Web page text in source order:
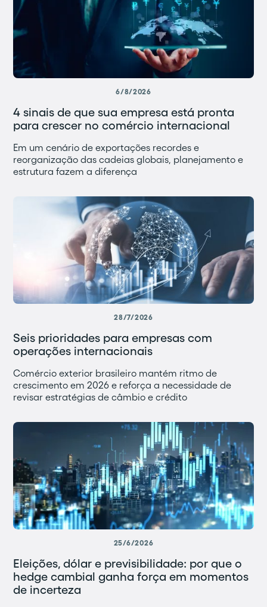
6/8/2026
4 sinais de que sua empresa está pronta
para crescer no comércio internacional
Em um cenário de exportações recordes e
reorganização das cadeias globais, planejamento e
estrutura fazem a diferença
28/7/2026
Seis prioridades para empresas com
operações internacionais
Comércio exterior brasileiro mantém ritmo de
crescimento em 2026 e reforça a necessidade de
revisar estratégias de câmbio e crédito
25/6/2026
Eleições, dólar e previsibilidade: por que o
hedge cambial ganha força em momentos
de incerteza